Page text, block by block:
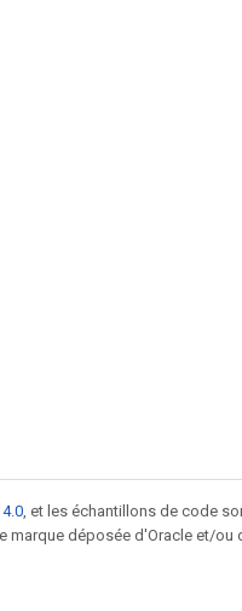
, et les échantillons de code
marque déposée d'Oracle et/ou